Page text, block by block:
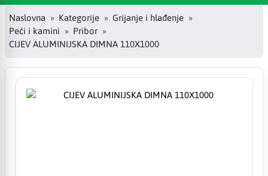
Naslovna Kategorije
Grijanje i hlađenje
Peći i kamini
Pribor
CIJEV ALUMINIJSKA DIMNA 110X1000